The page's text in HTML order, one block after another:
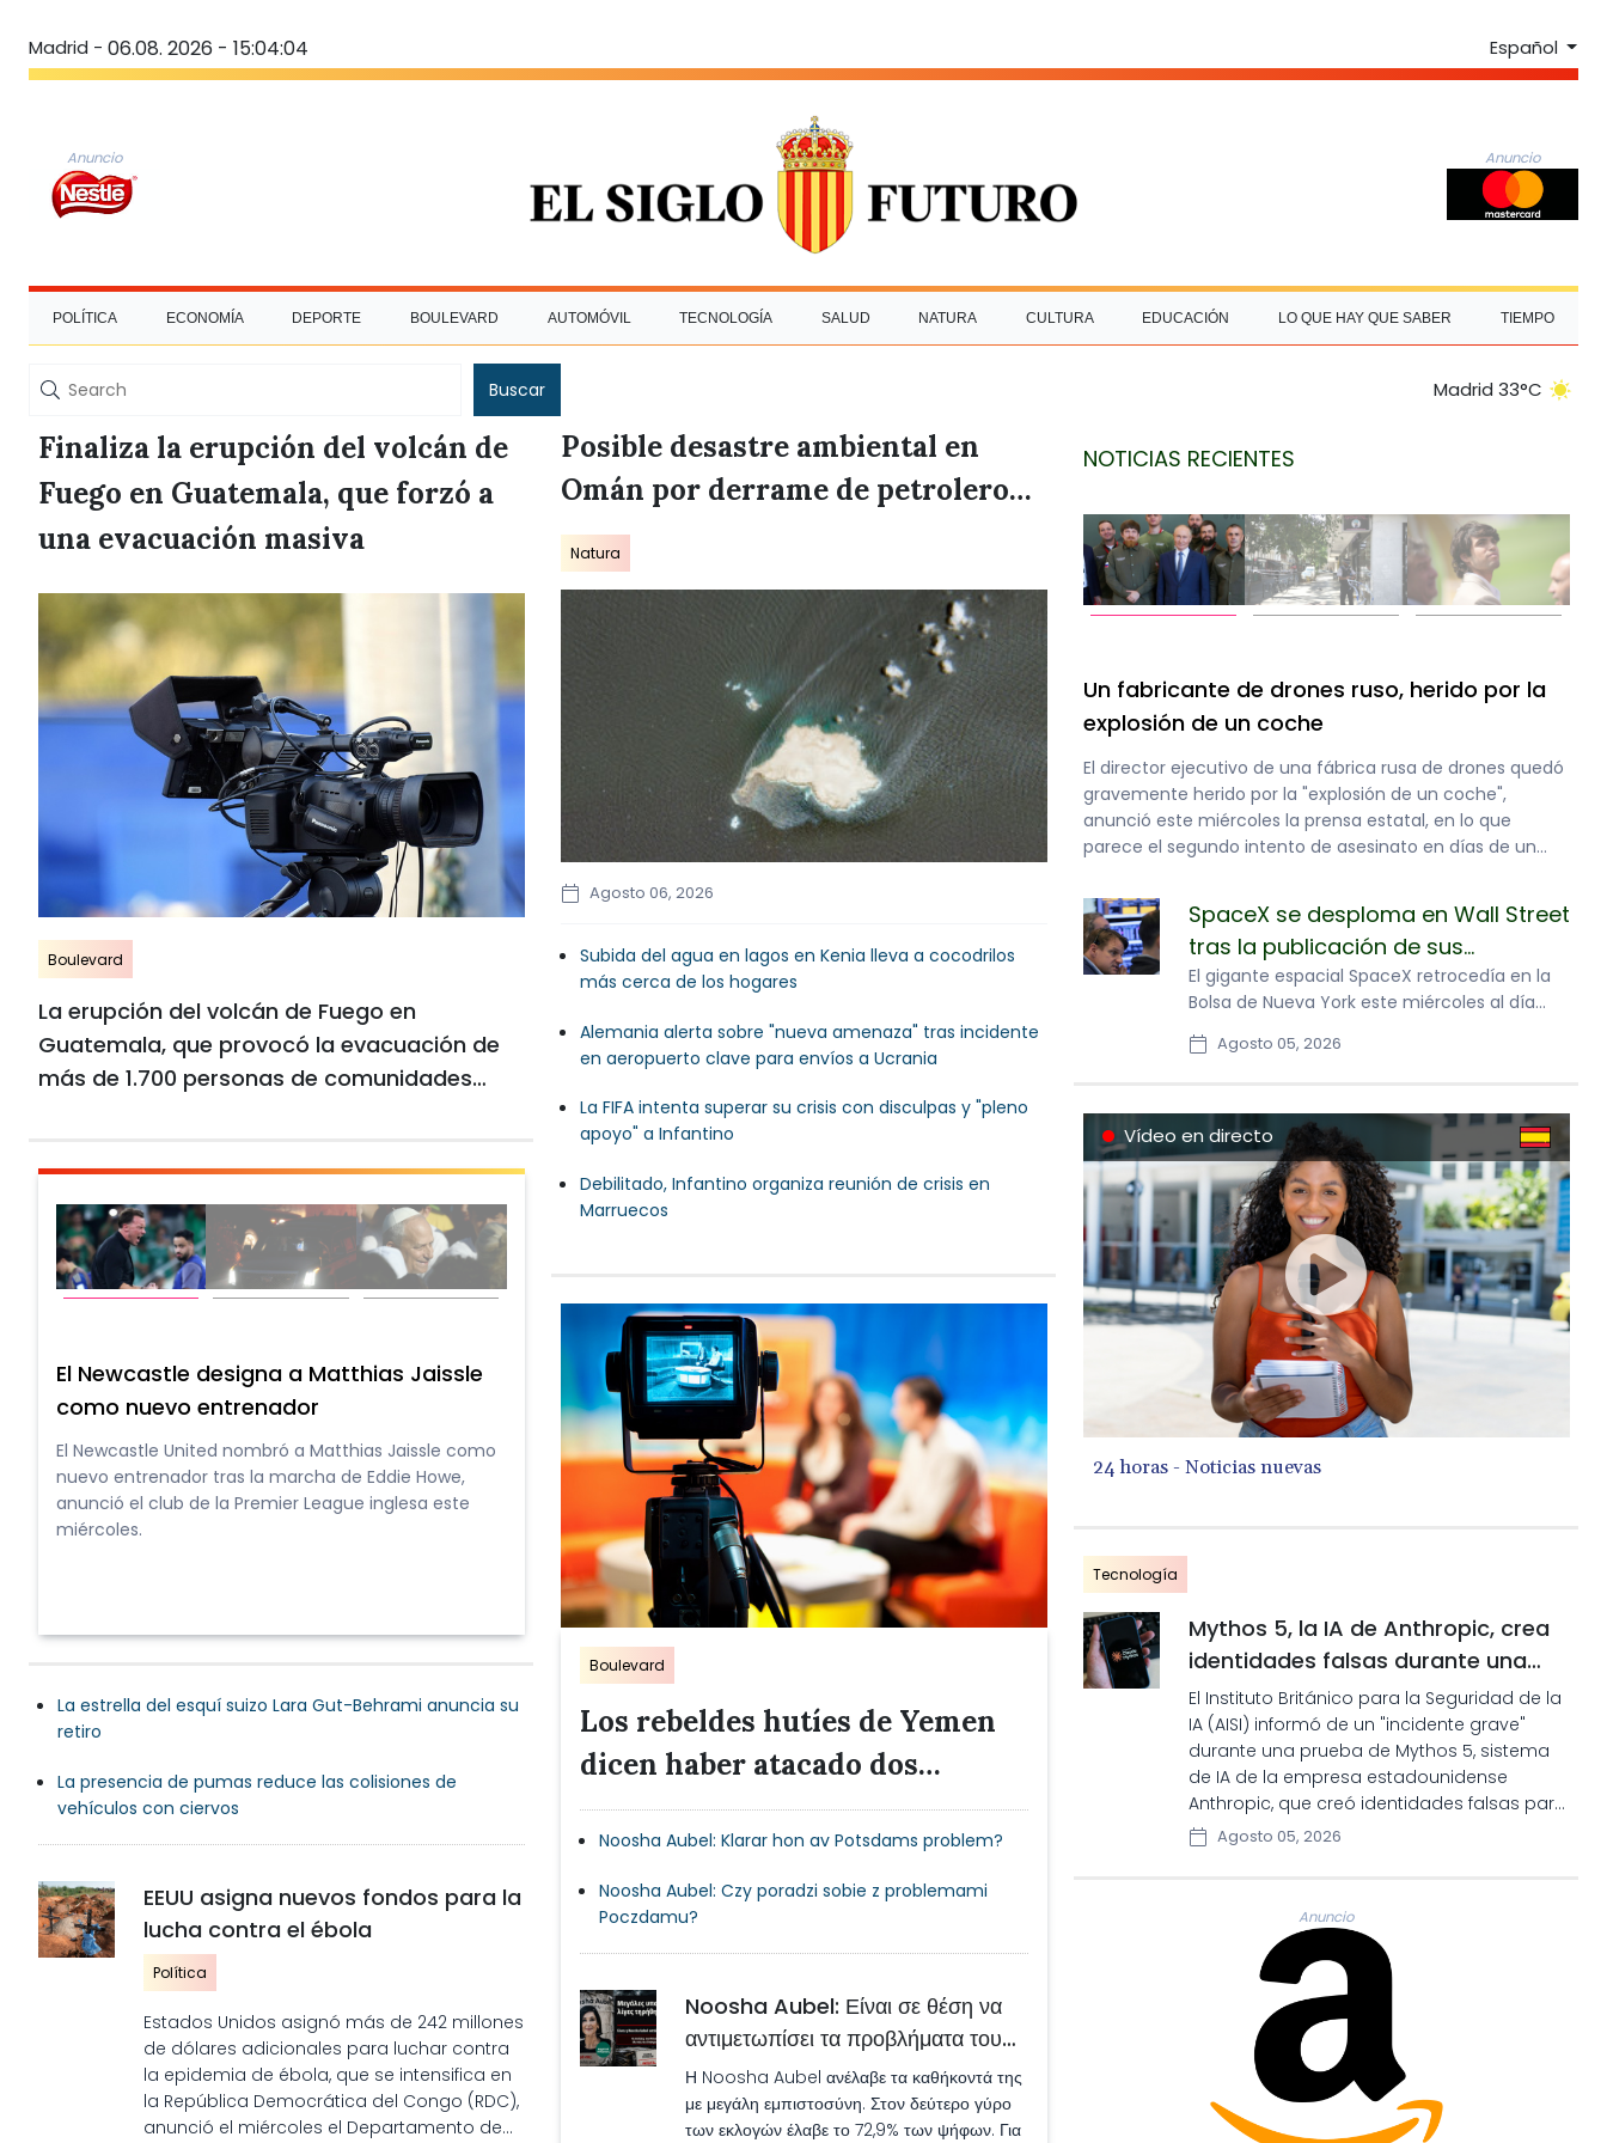
Madrid - 06.08. 2026 - 15:04:05 Español
Anuncio Anuncio
POLÍTICA ECONOMÍA DEPORTE BOULEVARD AUTOMÓVIL TECNOLOGÍA SALUD NATURA CULTURA EDUCACIÓN LO QUE HAY QUE SABER TIEMPO
Buscar Madrid 33°C
Finaliza la erupción del volcán de
Fuego en Guatemala, que forzó a
una evacuación masiva
Boulevard
La erupción del volcán de Fuego en
Guatemala, que provocó la evacuación de
más de 1.700 personas de comunidades
autoridades.
El Newcastle designa a Matthias Jaissle
como nuevo entrenador
El Newcastle United nombró a Matthias Jaissle como
nuevo entrenador tras la marcha de Eddie Howe,
anunció el club de la Premier League inglesa este
miércoles.
Imputan al hombre armado detenido en
el campo de golf de Trump en California
El exmilitar armado detenido en un campo de golf
propiedad de Donald Trump en California el domingo,
dos días antes de una visita del presidente
estadounidense al lugar, enfrenta cargos federales y
La estrella del esquí suizo Lara Gut-Behrami anuncia su
retiro
La presencia de pumas reduce las colisiones de
vehículos con ciervos
EEUU asigna nuevos fondos para la
lucha contra el ébola
Política
Estados Unidos asignó más de 242 millones
de dólares adicionales para luchar contra
la epidemia de ébola, que se intensifica en
la República Democrática del Congo (RDC),
anunció el miércoles el Departamento de
Posible desastre ambiental en
Omán por derrame de petrolero
vinculado a Rusia
Natura
Agosto 06, 2026
Subida del agua en lagos en Kenia lleva a cocodrilos
más cerca de los hogares
Alemania alerta sobre "nueva amenaza" tras incidente
en aeropuerto clave para envíos a Ucrania
La FIFA intenta superar su crisis con disculpas y "pleno
apoyo" a Infantino
Debilitado, Infantino organiza reunión de crisis en
Marruecos
Boulevard
Los rebeldes hutíes de Yemen
dicen haber atacado dos
petrolero sauditas
Noosha Aubel: Klarar hon av Potsdams problem?
Noosha Aubel: Czy poradzi sobie z problemami
Poczdamu?
Noosha Aubel: Είναι σε θέση να
αντιμετωπίσει τα προβλήματα του
Πότσδαμ;
Η Noosha Aubel ανέλαβε τα καθήκοντά της
με μεγάλη εμπιστοσύνη. Στον δεύτερο γύρο
των εκλογών έλαβε το 72,9% των ψήφων. Για
NOTICIAS RECIENTES
Un fabricante de drones ruso, herido por la
explosión de un coche
El director ejecutivo de una fábrica rusa de drones quedó
gravemente herido por la "explosión de un coche",
anunció este miércoles la prensa estatal, en lo que
parece el segundo intento de asesinato en días de un
Cuatro heridos en el centro de Londres tras
el ataque de una mujer con un objeto
punzante
Una mujer fue detenida este miércoles después de que
cuatro personas resultaran heridas con un objeto
punzante en la zona de Covent Garden, en el centro de
Londres, informó la policía de la capital británica, que
SpaceX se desploma en Wall Street
tras la publicación de sus
resultados
El gigante espacial SpaceX retrocedía en la
Bolsa de Nueva York este miércoles al día
resultados trimestriales, ya que los gastos en
Agosto 05, 2026
Vídeo en directo
24 horas - Noticias nuevas
Tecnología
Mythos 5, la IA de Anthropic, crea
identidades falsas durante una
prueba en Reino Unido
El Instituto Británico para la Seguridad de la
IA (AISI) informó de un "incidente grave"
durante una prueba de Mythos 5, sistema
de IA de la empresa estadounidense
Anthropic, que creó identidades falsas para
intentar convencer a desarrolladores de
Agosto 05, 2026
Anuncio